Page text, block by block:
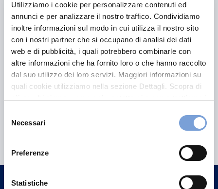
Utilizziamo i cookie per personalizzare contenuti ed
annunci e per analizzare il nostro traffico. Condividiamo
inoltre informazioni sul modo in cui utilizza il nostro sito
con i nostri partner che si occupano di analisi dei dati
web e di pubblicità, i quali potrebbero combinarle con
altre informazioni che ha fornito loro o che hanno raccolto
dal suo utilizzo dei loro servizi. Maggiori informazioni su
quali cookie utilizziamo nella sezione Dettagli. Scopra di
può trovare nel footer del sito nella sezione "Informativa
delNecessari
Preferenze
Statistiche
Ti informiamo che per poter proseguire abbiamo bisogno di
trattare i tuoi dati. Scopri come li gestiamo leggendo
l'informativa privacy.
Proseguendo, accetti di conferirci quanto richiesto.